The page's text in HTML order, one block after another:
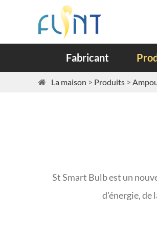
Fabricant
La maison Produits
St Smart Bulb est un
d'énergie, de